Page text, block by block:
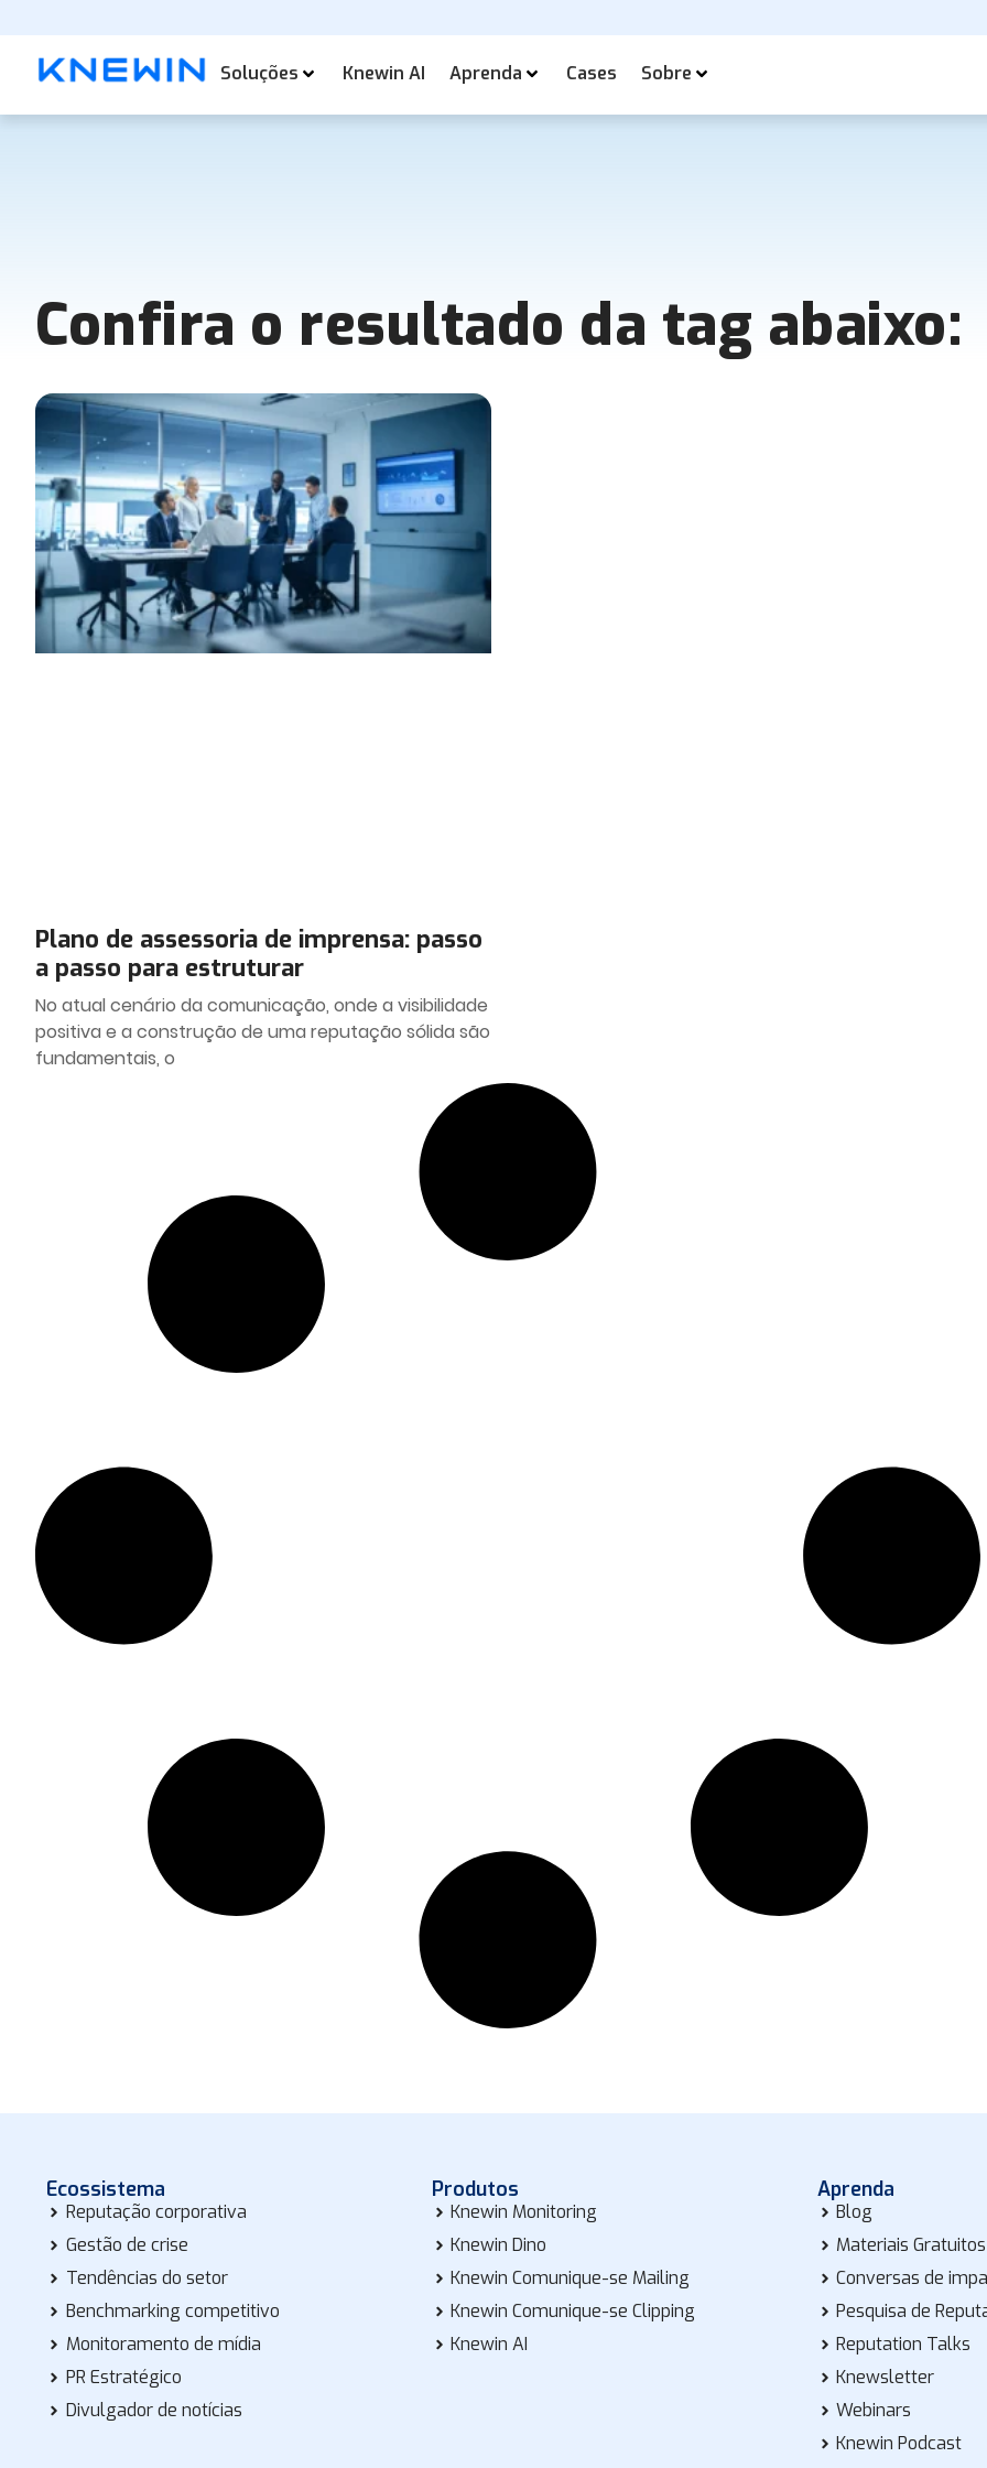
Soluções Knewin AI Aprenda Cases Sobre
Confira o resultado da tag abaixo:
Plano de assessoria de imprensa: passo
a passo para estruturar
No atual cenário da comunicação, onde a visibilidade
positiva e a construção de uma reputação sólida são
fundamentais, o
Ecossistema
Reputação corporativa
Gestão de crise
Tendências do setor
Benchmarking competitivo
Monitoramento de mídia
PR Estratégico
Divulgador de notícias
Produtos
Knewin Monitoring
Knewin Dino
Knewin Comunique-se Mailing
Knewin Comunique-se Clipping
Knewin AI
Aprenda
Blog
Materiais Gratuitos
Conversas de
Pesquisa de
Reputation Talks
Knewsletter
Webinars
Knewin Podcast